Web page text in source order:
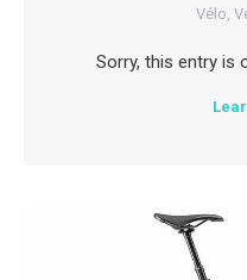
Vélo,
Sorry, this entry is